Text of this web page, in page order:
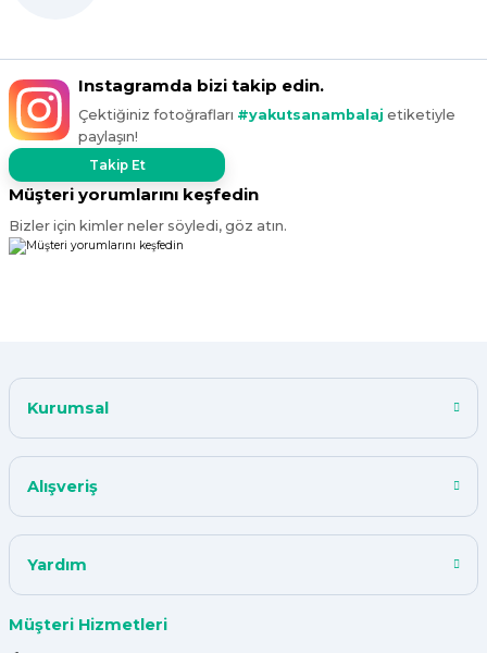
Instagramda bizi takip edin.
Çektiğiniz fotoğrafları #yakutsanambalaj etiketiyle
paylaşın!
Takip Et
Müşteri yorumlarını keşfedin
Bizler için kimler neler söyledi, göz atın.
Kurumsal
Alışveriş
Yardım
Müşteri Hizmetleri